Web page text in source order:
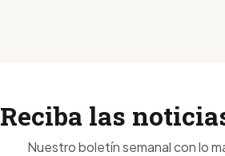
Reciba las
Nuestro boletín semanal con lo